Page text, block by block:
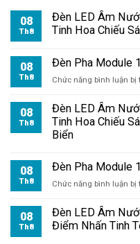
08
Th8
Đèn LED Âm
Tinh Hoa Chiếu
08
Th8
Đèn Pha Module
Chức năng bình luận bị
08
Th8
Đèn LED Âm
Tinh Hoa Chiếu
Biển
08
Th8
Đèn Pha Module
Chức năng bình luận bị
08
Th8
Đèn LED Âm
Điểm Nhấn Tinh